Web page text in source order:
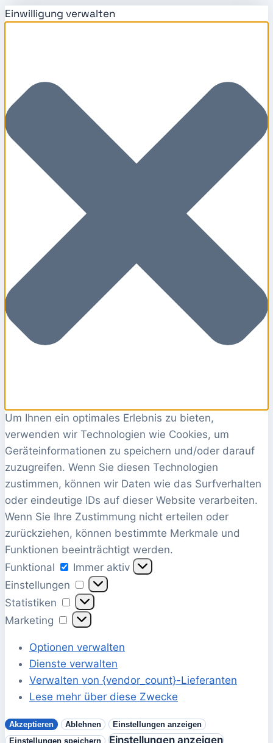
Einwilligung verwalten
Um Ihnen ein optimales Erlebnis zu bieten,
verwenden wir Technologien wie Cookies, um
Geräteinformationen zu speichern und/oder darauf
zuzugreifen. Wenn Sie diesen Technologien
zustimmen, können wir Daten wie das Surfverhalten
oder eindeutige IDs auf dieser Website verarbeiten.
Wenn Sie Ihre Zustimmung nicht erteilen oder
zurückziehen, können bestimmte Merkmale und
Funktionen beeinträchtigt werden.
Funktional
Funktional
Immer aktiv
Einstellungen
Einstellungen
Statistiken
Statistiken
Marketing
Marketing
Optionen verwalten
Dienste verwalten
Verwalten von {vendor_count}-Lieferanten
Lese mehr über diese Zwecke
Akzeptieren Ablehnen
Einstellungen anzeigen
Einstellungen speichern
Einstellungen anzeigen